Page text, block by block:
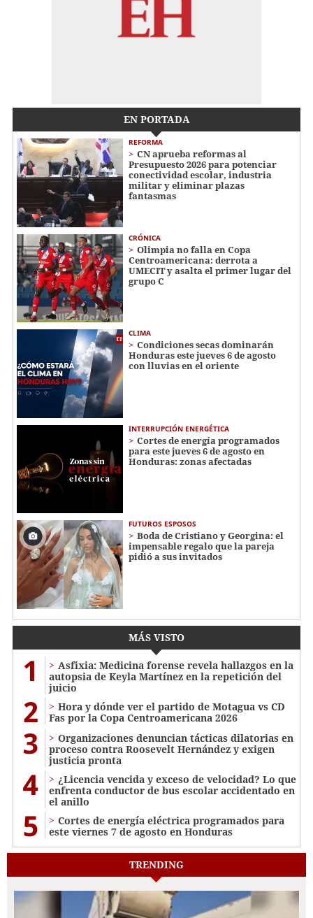
EN PORTADA
REFORMA
CN aprueba reformas al
Presupuesto 2026 para potenciar
conectividad escolar, industria
militar y eliminar plazas
fantasmas
CRÓNICA
Olimpia no falla en Copa
Centroamericana: derrota a
UMECIT y asalta el primer lugar del
grupo C
CLIMA
Condiciones secas dominarán
Honduras este jueves 6 de agosto
con lluvias en el oriente
INTERRUPCIÓN ENERGÉTICA
Cortes de energía programados
para este jueves 6 de agosto en
Honduras: zonas afectadas
FUTUROS ESPOSOS
Boda de Cristiano y Georgina: el
impensable regalo que la pareja
pidió a sus invitados
MÁS VISTO
1
Asfixia: Medicina forense revela hallazgos en la
autopsia de Keyla Martínez en la repetición del
juicio
2
Hora y dónde ver el partido de Motagua vs CD
Fas por la Copa Centroamericana 2026
3
Organizaciones denuncian tácticas dilatorias en
proceso contra Roosevelt Hernández y exigen
justicia pronta
4
¿Licencia vencida y exceso de velocidad? Lo que
enfrenta conductor de bus escolar accidentado en
el anillo
5
Cortes de energía eléctrica programados para
este viernes 7 de agosto en Honduras
TRENDING